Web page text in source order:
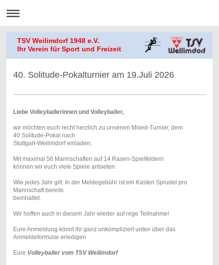
TSV Weilimdorf 1948 e.V.
Ihr Verein für Sport und Freizeit
40. Solitude-Pokalturnier am 19.Juli 2026
Liebe Volleyballerinnen und Volleyballer,
wir möchten euch recht herzlich zu unserem Mixed-Turnier, dem
40.Solitude-Pokal nach
Stuttgart-Weilimdorf einladen.
Mit maximal 56 Mannschaften auf 14 Rasen-Spielfeldern
können wir euch viele Spiele anbieten.
Wie jedes Jahr gilt: In der Meldegebühr ist ein Kasten Sprudel pro
Mannschaft bereits
beinhaltet.
Wir hoffen auch in diesem Jahr wieder auf rege Teilnahme!
Eure Anmeldung könnt ihr ganz unkompliziert unten über das
Anmeldeformular erledigen
Eure Volleyballer vom TSV Weilimdorf